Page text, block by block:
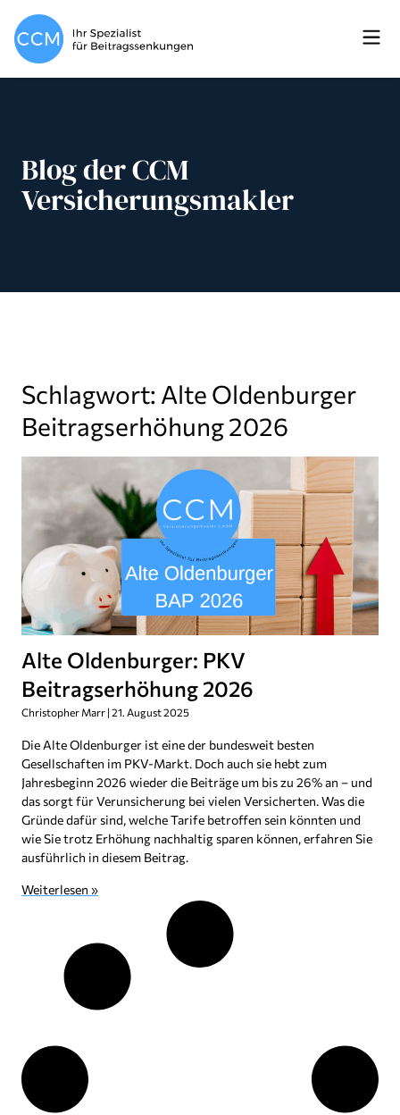
Blog der CCM
Versicherungsmakler
Schlagwort: Alte Oldenburger
Beitragserhöhung 2026
Alte Oldenburger: PKV
Beitragserhöhung 2026
Christopher Marr 21. August 2025
Die Alte Oldenburger ist eine der bundesweit besten
Gesellschaften im PKV-Markt. Doch auch sie hebt zum
Jahresbeginn 2026 wieder die Beiträge um bis zu 26% an – und
das sorgt für Verunsicherung bei vielen Versicherten. Was die
Gründe dafür sind, welche Tarife betroffen sein könnten und
wie Sie trotz Erhöhung nachhaltig sparen können, erfahren Sie
ausführlich in diesem Beitrag.
Weiterlesen »